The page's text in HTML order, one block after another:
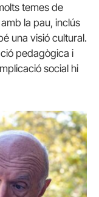
temes de
la pau, inclús
una visió cultural.
pedagògica i
social hi